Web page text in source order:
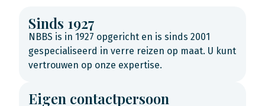
Sinds 1927
NBBS is in 1927 opgericht en is sinds 2001
gespecialiseerd in verre reizen op maat. U kunt
vertrouwen op onze expertise.
Eigen contactpersoon